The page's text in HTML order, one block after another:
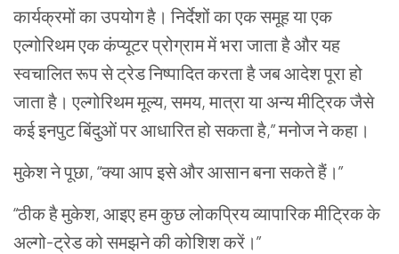
कार्यक्रमों का उपयोग है। निर्देशों का एक समूह या एक
एल्गोरिथम एक कंप्यूटर प्रोग्राम में भरा जाता है और यह
स्वचालित रूप से ट्रेड निष्पादित करता है जब आदेश पूरा हो
जाता है। एल्गोरिथम मूल्य, समय, मात्रा या अन्य मीट्रिक जैसे
कई इनपुट बिंदुओं पर आधारित हो सकता है,” मनोज ने कहा।
मुकेश ने पूछा, “क्या आप इसे और आसान बना सकते हैं।”
“ठीक है मुकेश, आइए हम कुछ लोकप्रिय व्यापारिक मीट्रिक के
अल्गो-ट्रेड को समझने की कोशिश करें।”